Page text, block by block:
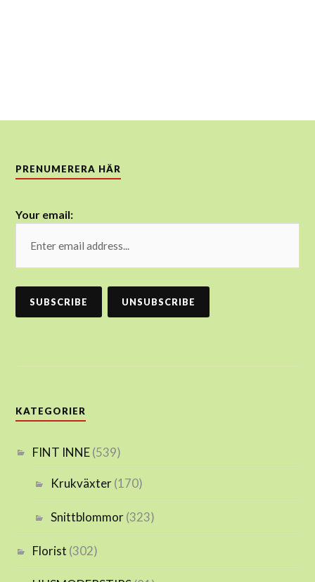
PRENUMERERA HÄR
Your email:
KATEGORIER
FINT INNE(539)
Krukväxter(170)
Snittblommor(323)
Florist (302)